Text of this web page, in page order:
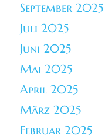
September 2025
Juli 2025
Juni 2025
Mai 2025
April 2025
März 2025
Februar 2025